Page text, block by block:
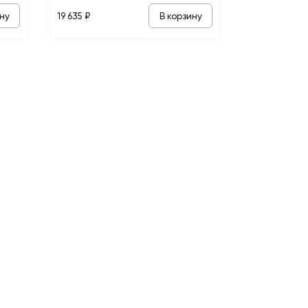
19 635 ₽ В корзину